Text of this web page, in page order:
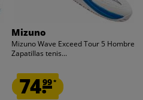
Mizuno
Mizuno Wave Exceed Tour 5 Hombre
Zapatillas tenis...
74.99*